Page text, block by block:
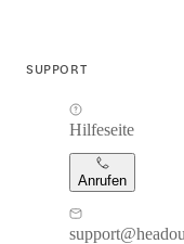
SUPPORT
Hilfeseite
Anrufen